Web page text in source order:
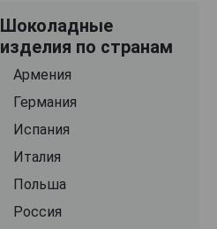
Шоколадные
изделия по странам
Армения
Германия
Испания
Италия
Польша
Россия